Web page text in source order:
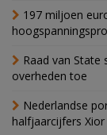
197 miljoen
Raad van
overheden toe
Nederlandse
halfjaarcijfers Xior